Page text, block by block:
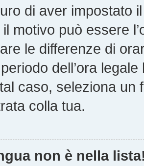
di aver impostato
motivo può essere
le differenze di
dell’ora
caso, seleziona
colla tua.
non è nella